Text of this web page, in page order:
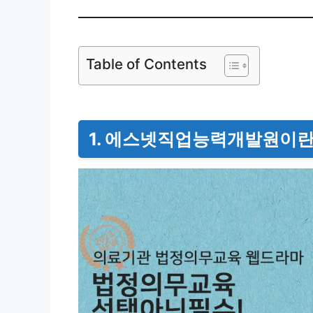
Table of Contents
1. 에스넷직업능력개발원이